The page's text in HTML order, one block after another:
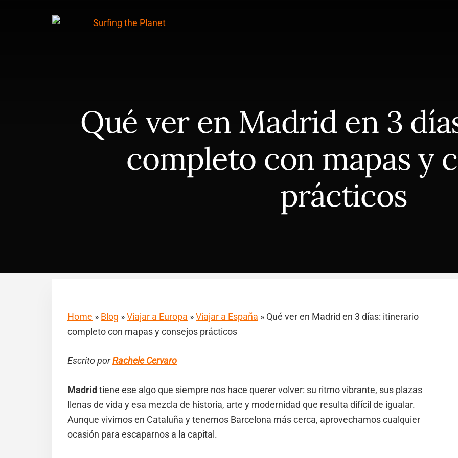
Qué ver en Madrid en 3
completo con mapas y
prácticos
Home » Blog »Viajar a Europa »Viajar a España » Qué ver en Madrid en 3 días: itinerario
completo con mapas y consejos prácticos
Escrito porRachele Cervaro
Madrid tiene ese algo que siempre nos hace querer volver: su ritmo vibrante, sus plazas
llenas de vida y esa mezcla de historia, arte y modernidad que resulta difícil de igualar.
Aunque vivimos en Cataluña y tenemos Barcelona más cerca, aprovechamos cualquier
ocasión para escaparnos a la capital.